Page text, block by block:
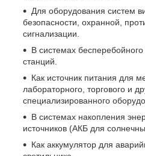
Для оборудования систем
безопасности, охранной,
сигнализации.
В системах
станций.
Как источник питания для
лабораторного, торгового и
специализированного
В системах накопления
источников (АКБ для
Как аккумулятор для